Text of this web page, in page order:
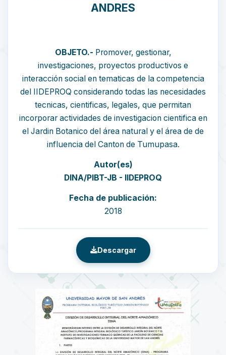
ANDRES
OBJETO.- Promover, gestionar,
investigaciones, proyectos productivos e
interacción social en tematicas de la competencia
del IIDEPROQ considerando todas las necesidades
tecnicas, cientificas, legales, que permitan
incorporar actividades de investigacion cientifica en
el Jardin Botanico del área natural y el área de de
influencia del Canton de Tumupasa.
Autor(es)
DINA/PIBT-JB - IIDEPROQ
Fecha de publicación:
2018
Descargar